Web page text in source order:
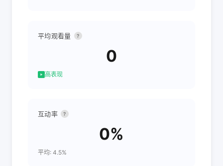
平均观看量 ?
0
高表现
互动率 ?
0%
平均: 4.5%